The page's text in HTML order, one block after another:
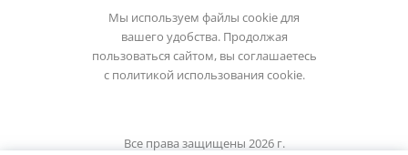
Мы используем файлы cookie для
вашего удобства. Продолжая
пользоваться сайтом, вы соглашаетесь
с политикой использования cookie.
Все права защищены 2026 г.